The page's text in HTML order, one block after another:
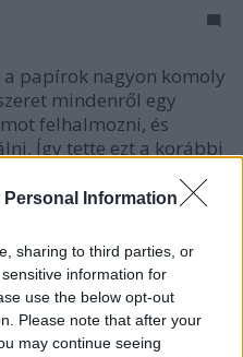
Personal Information
sharing to third parties, or
information for
use the below opt-out
Please note that after your
may continue seeing
a papírok nagyon komoly
mindenről egy
felhalmozni, és
Így tette ezt a korábbi
bizonyítványát